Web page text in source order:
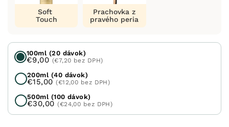
Soft
Touch
Prachovka z
pravého peria
100ml (20 dávok)
€9,00(€7,20 bez DPH)
200ml (40 dávok)
€15,00(€12,00 bez DPH)
500ml (100 dávok)
€30,00(€24,00 bez DPH)